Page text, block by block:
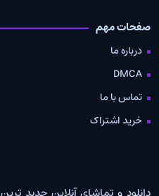
صفحات مهم
درباره ما
DMCA
تماس با ما
خرید اشتراک